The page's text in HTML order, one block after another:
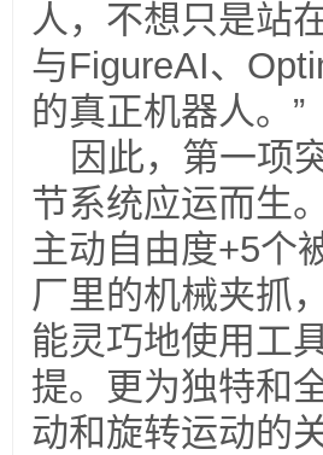
人，不想只是站
与FigureAI、
的真正机器人。”
因此，第一项
节系统应运而生
主动自由度+5个
厂里的机械夹抓
能灵巧地使用工
提。更为独特和
动和旋转运动的